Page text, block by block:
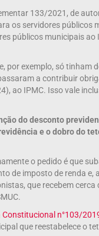
133/2021, de
os servidores públicos
públicos municipais
por exemplo, só tinham
a contribuir
ao IPMC. Isso vale
do desconto
e o dobro do
o pedido é que
de imposto de renda
que recebem cerca
Constitucional n°103/
que reestabelece o